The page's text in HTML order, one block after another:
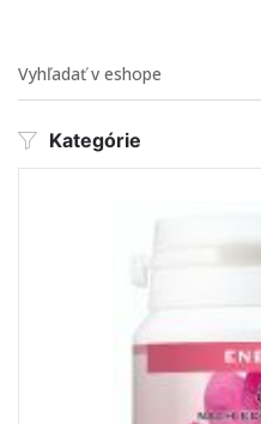
Kategórie